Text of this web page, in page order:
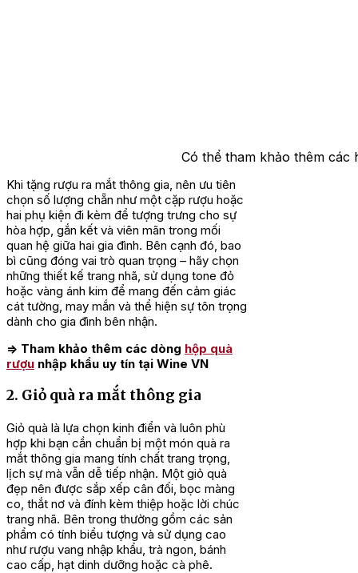
Có thể tham khảo thêm
Khi tặng rượu ra mắt thông gia, nên ưu tiên
chọn số lượng chẵn như một cặp rượu hoặc
hai phụ kiện đi kèm để tượng trưng cho sự
hòa hợp, gắn kết và viên mãn trong mối
quan hệ giữa hai gia đình. Bên cạnh đó, bao
bì cũng đóng vai trò quan trọng – hãy chọn
những thiết kế trang nhã, sử dụng tone đỏ
hoặc vàng ánh kim để mang đến cảm giác
cát tường, may mắn và thể hiện sự tôn trọng
dành cho gia đình bên nhận.
=> Tham khảo thêm các dòng hộp quà
rượu nhập khẩu uy tín tại Wine VN
2. Giỏ quà ra mắt thông gia
Giỏ quà là lựa chọn kinh điển và luôn phù
hợp khi bạn cần chuẩn bị một món quà ra
mắt thông gia mang tính chất trang trọng,
lịch sự mà vẫn dễ tiếp nhận. Một giỏ quà
đẹp nên được sắp xếp cân đối, bọc màng
co, thắt nơ và đính kèm thiệp hoặc lời chúc
trang nhã. Bên trong thường gồm các sản
phẩm có tính biểu tượng và sử dụng cao
như rượu vang nhập khẩu, trà ngon, bánh
cao cấp, hạt dinh dưỡng hoặc cà phê.